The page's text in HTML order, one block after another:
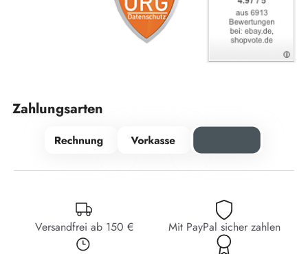
Zahlungsarten
Versandfrei ab 150 € Mit PayPal sicher zahlen